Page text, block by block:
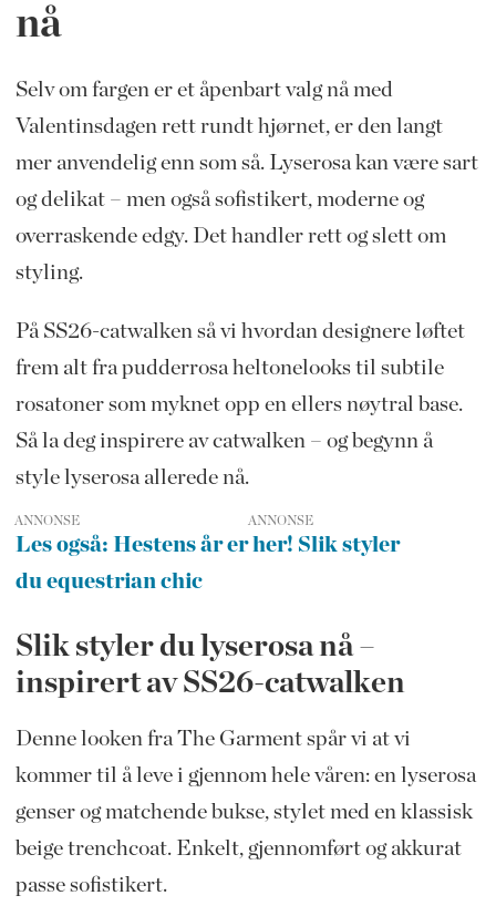
nå
Selv om fargen er et åpenbart valg nå med
Valentinsdagen rett rundt hjørnet, er den langt
mer anvendelig enn som så. Lyserosa kan være sart
og delikat – men også sofistikert, moderne og
overraskende edgy. Det handler rett og slett om
styling.
På SS26-catwalken så vi hvordan designere løftet
frem alt fra pudderrosa heltonelooks til subtile
rosatoner som myknet opp en ellers nøytral base.
Så la deg inspirere av catwalken – og begynn å
style lyserosa allerede nå.
ANNONSE
Les også: Hestens år er her! Slik styler
du equestrian chic
Slik styler du lyserosa nå –
inspirert av SS26-catwalken
Denne looken fra The Garment spår vi at vi
kommer til å leve i gjennom hele våren: en lyserosa
genser og matchende bukse, stylet med en klassisk
beige trenchcoat. Enkelt, gjennomført og akkurat
passe sofistikert.